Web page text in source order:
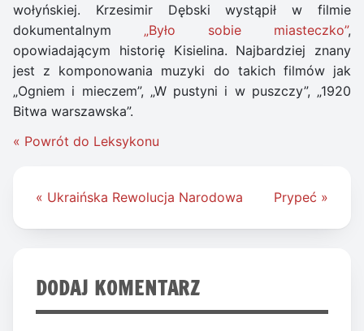
wołyńskiej. Krzesimir Dębski wystąpił w filmie
dokumentalnym „Było sobie miasteczko”,
opowiadającym historię Kisielina. Najbardziej znany
jest z komponowania muzyki do takich filmów jak
„Ogniem i mieczem”, „W pustyni i w puszczy”, „1920
Bitwa warszawska”.
« Powrót do Leksykonu
Nawigacja
« Ukraińska Rewolucja Narodowa Prypeć »
DODAJ KOMENTARZ